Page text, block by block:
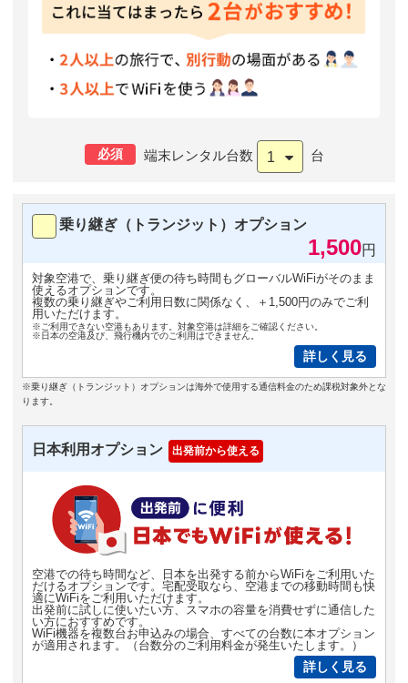
必須 端末レンタル台数 1 台
乗り継ぎ（トランジット）オプション
1,500円
対象空港で、乗り継ぎ便の待ち時間もグローバルWiFiがそのまま
使えるオプションです。
複数の乗り継ぎやご利用日数に関係なく、＋1,500円のみでご利
用いただけます。
※ご利用できない空港もあります。対象空港は詳細をご確認ください。
※日本の空港及び、飛行機内でのご利用はできません。
詳しく見る
※乗り継ぎ（トランジット）オプションは海外で使用する通信料金のため課税対象外とな
ります。
日本利用オプション 出発前から使える
空港での待ち時間など、日本を出発する前からWiFiをご利用いた
だけるオプションです。宅配受取なら、空港までの移動時間も快
適にWiFiをご利用いただけます。
出発前に試しに使いたい方、スマホの容量を消費せずに通信した
い方におすすめです。
WiFi機器を複数台お申込みの場合、すべての台数に本オプション
が適用されます。（台数分のご利用料金が発生いたします。）
詳しく見る